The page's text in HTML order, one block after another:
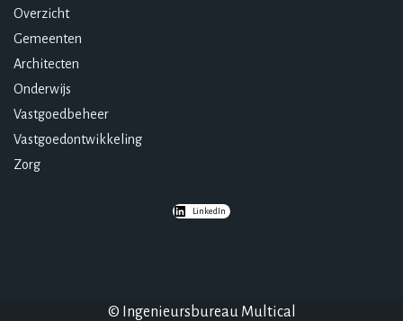
Overzicht
Gemeenten
Architecten
Onderwijs
Vastgoedbeheer
Vastgoedontwikkeling
Zorg
LinkedIn
© Ingenieursbureau Multical